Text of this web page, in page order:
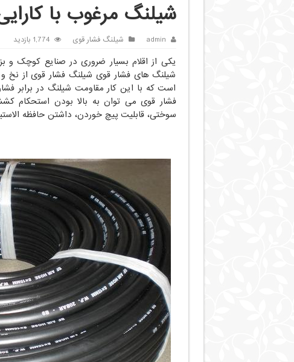
شیلنگ مرغوب با
admin شیلنگ فشار قوی 1,774 بازدید
یکی از اقلام بسیار ضروری در صنایع کوچک
شیلنگ های فشار قوی شیلنگ فشار قوی از
است که با این کار مقاومت شیلنگ در برابر
فشار قوی می توان به بالا بودن استحکام
سوختی، قابلیت پیچ خوردن، داشتن حافظه